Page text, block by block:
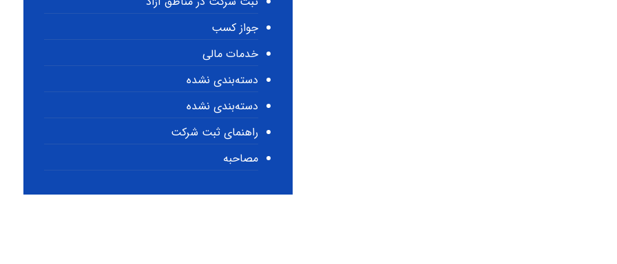
جواز کسب
خدمات مالی
دسته‌بندی نشده
دسته‌بندی نشده
راهنمای ثبت شرکت
مصاحبه